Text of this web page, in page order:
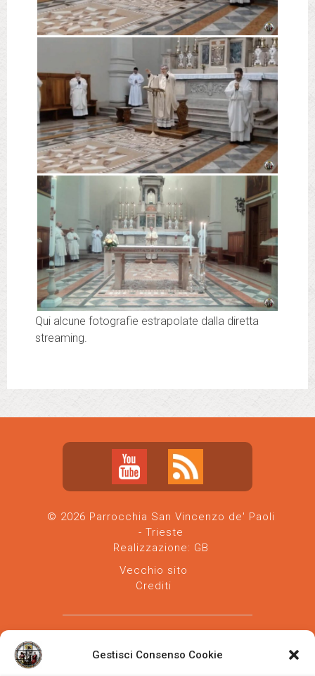
Gestisci Consenso Cookie
Qui alcune fotografie estrapolate dalla diretta
streaming.
© 2026 Parrocchia San Vincenzo de' Paoli
- Trieste
Realizzazione: GB
Vecchio sito
Crediti